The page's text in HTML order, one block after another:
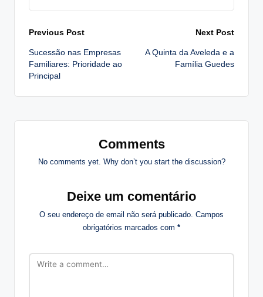
Post
navigation
Previous Post
Sucessão nas Empresas
Familiares: Prioridade ao
Principal
Next Post
A Quinta da Aveleda e a
Família Guedes
Comments
No comments yet. Why don’t you start the discussion?
Deixe um comentário
O seu endereço de email não será publicado. Campos
obrigatórios marcados com *